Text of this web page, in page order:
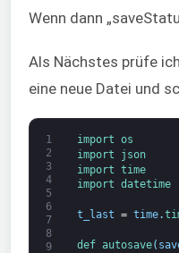
Wenn dann
Als Nächstes prüfe
eine neue Datei und
1
2
3
4
5
6
7
8
9
import os
import
json
import time
import datetime
t_last = time.
def autosave(